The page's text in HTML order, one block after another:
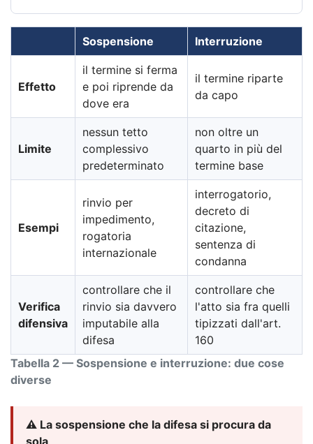
Tabella 2 — Sospensione e interruzione: due cose
diverse
Sospensione Interruzione
Effetto
il termine si ferma
e poi riprende da
dove era
il termine riparte
da capo
Limite
nessun tetto
complessivo
predeterminato
non oltre un
quarto in più del
termine base
Esempi
rinvio per
impedimento,
rogatoria
internazionale
interrogatorio,
decreto di
citazione,
sentenza di
condanna
Verifica
difensiva
controllare che il
rinvio sia davvero
imputabile alla
difesa
controllare che
l'atto sia fra quelli
tipizzati dall'art.
160
⚠️ La sospensione che la difesa si procura da
sola